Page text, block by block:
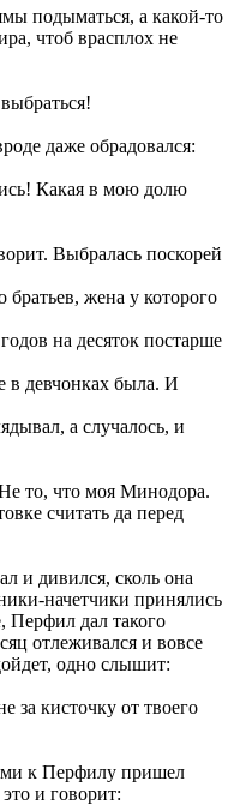
подыматься, а какой-то
чтоб врасплох не
даже обрадовался:
Какая в мою долю
Выбралась поскорей
жена у которого
на десяток постарше
в девчонках была. И
а случалось, и
то, что моя Минодора.
считать да перед
и дивился, сколь она
начетчики принялись
Перфил дал такого
отлеживался и вовсе
одно слышит:
за кисточку от твоего
к Перфилу пришел
и говорит: